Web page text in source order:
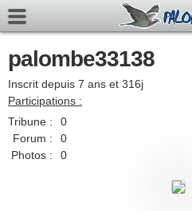
palombe33138
Inscrit depuis 7 ans et 316j
Participations :
Tribune :
0
Forum :
0
Photos :
0